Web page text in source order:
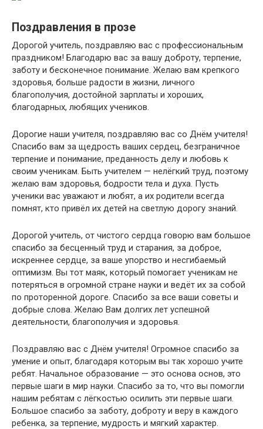
Поздравления в прозе
Дорогой учитель, поздравляю вас с профессиональным
праздником! Благодарю вас за вашу доброту, терпение,
заботу и бесконечное понимание. Желаю вам крепкого
здоровья, больше радости в жизни, личного
благополучия, достойной зарплаты и хороших,
благодарных, любящих учеников.
Дорогие наши учителя, поздравляю вас со Днём учителя!
Спасибо вам за щедрость ваших сердец, безграничное
терпение и понимание, преданность делу и любовь к
своим ученикам. Быть учителем — нелёгкий труд, поэтому
желаю вам здоровья, бодрости тела и духа. Пусть
ученики вас уважают и любят, а их родители всегда
помнят, кто привёл их детей на светлую дорогу знаний.
Дорогой учитель, от чистого сердца говорю вам большое
спасибо за бесценный труд и старания, за доброе,
искреннее сердце, за ваше упорство и несгибаемый
оптимизм. Вы тот маяк, который помогает ученикам не
потеряться в огромной стране науки и ведёт их за собой
по проторенной дороге. Спасибо за все ваши советы и
добрые слова. Желаю Вам долгих лет успешной
деятельности, благополучия и здоровья.
Поздравляю вас с Днём учителя! Огромное спасибо за
умение и опыт, благодаря которым вы так хорошо учите
ребят. Начальное образование — это основа основ, это
первые шаги в мир науки. Спасибо за то, что вы помогли
нашим ребятам с лёгкостью осилить эти первые шаги.
Большое спасибо за заботу, доброту и веру в каждого
ребенка, за терпение, мудрость и мягкий характер.